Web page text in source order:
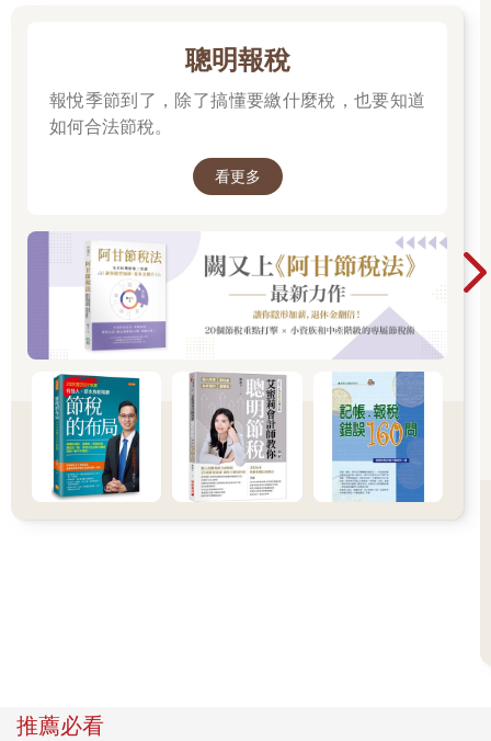
人，無論大至上市公司或小至微型企業，都無法只想著如何打造
企業和產品品牌形象，你必須從幕後走到台前，面對社會大眾對
你這個個人品牌的檢驗。
群環境中，註定難逃被賦予成見、被貼上標籤，甚至質變成某種
符號的「被動品牌化」過程。這已經是網路時代的必然，我們只
既然一定被擺在攤位當果醬展示，何必擺爛？積極投入吧。如果
你是企業經營者，就讓大眾把你當成抹在麵包（企業品牌、產品
品牌、雇主品牌）上的美味果醬，滿意地咀嚼吞嚥下麵包，於公
於私，一舉兩得。
如果你跟我一樣是普通人，與其視而不見，不如趁勢而起，運用
打造個人品牌的多種技法加速個人成長，何樂而不為？
照個鏡子，你有多滿意自己的現況？這本書絕對能幫你提高對自
己的滿意度。
聰明報稅
報悅季節到了，除了搞懂要繳什麼稅，也要知道
如何合法節稅。
看更多
推薦必看